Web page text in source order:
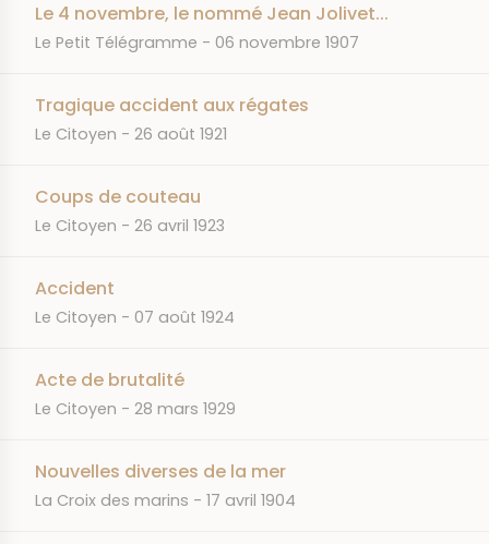
Le 4 novembre, le nommé Jean Jolivet...
JOURNAL
Le Petit Télégramme DATE
06 novembre 1907
Tragique accident aux régates
JOURNAL
Le Citoyen DATE
26 août 1921
Coups de couteau
JOURNAL
Le Citoyen DATE
26 avril 1923
Accident
JOURNAL
Le Citoyen DATE
07 août 1924
Acte de brutalité
JOURNAL
Le Citoyen DATE
28 mars 1929
Nouvelles diverses de la mer
JOURNAL
La Croix des marins DATE
17 avril 1904